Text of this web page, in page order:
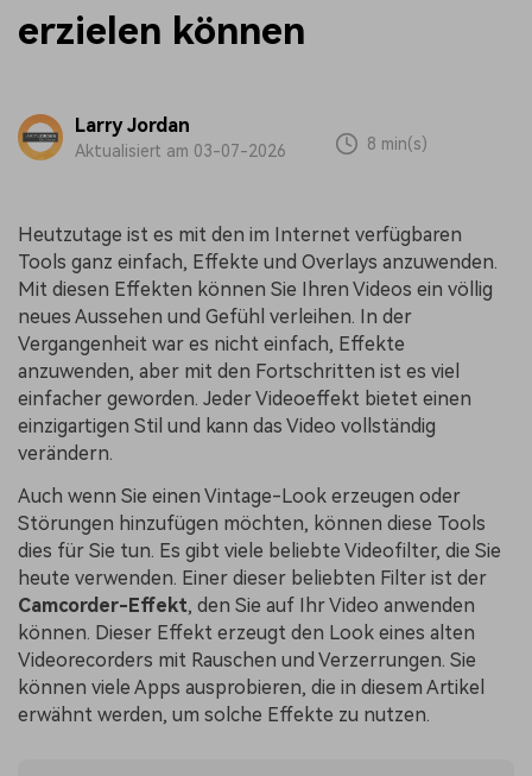
erzielen können
Larry Jordan
Aktualisiert am 03-07-2026 8 min(s)
Heutzutage ist es mit den im Internet verfügbaren
Tools ganz einfach, Effekte und Overlays anzuwenden.
Mit diesen Effekten können Sie Ihren Videos ein völlig
neues Aussehen und Gefühl verleihen. In der
Vergangenheit war es nicht einfach, Effekte
anzuwenden, aber mit den Fortschritten ist es viel
einfacher geworden. Jeder Videoeffekt bietet einen
einzigartigen Stil und kann das Video vollständig
verändern.
Auch wenn Sie einen Vintage-Look erzeugen oder
Störungen hinzufügen möchten, können diese Tools
dies für Sie tun. Es gibt viele beliebte Videofilter, die Sie
heute verwenden. Einer dieser beliebten Filter ist der
Camcorder-Effekt, den Sie auf Ihr Video anwenden
können. Dieser Effekt erzeugt den Look eines alten
Videorecorders mit Rauschen und Verzerrungen. Sie
können viele Apps ausprobieren, die in diesem Artikel
erwähnt werden, um solche Effekte zu nutzen.